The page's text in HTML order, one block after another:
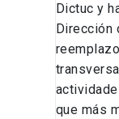
Dictuc y
Dirección
que más